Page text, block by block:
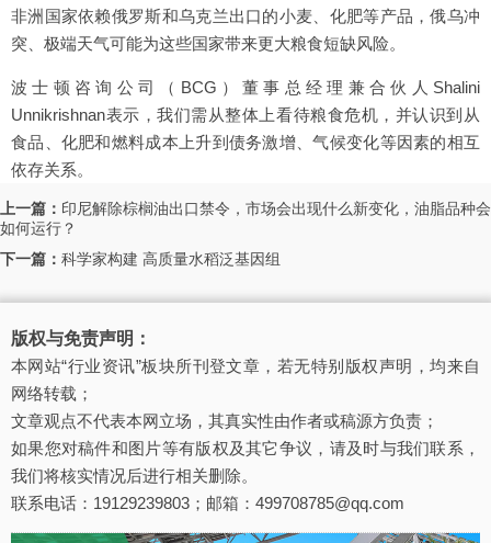
非洲国家依赖俄罗斯和乌克兰出口的小麦、化肥等产品，俄乌冲
突、极端天气可能为这些国家带来更大粮食短缺风险。
波士顿咨询公司（BCG）董事总经理兼合伙人Shalini
Unnikrishnan表示，我们需从整体上看待粮食危机，并认识到从
食品、化肥和燃料成本上升到债务激增、气候变化等因素的相互
依存关系。
上一篇： 印尼解除棕榈油出口禁令，市场会出现什么新变化，油脂品种会
如何运行？
下一篇： 科学家构建 高质量水稻泛基因组
版权与免责声明：
本网站“行业资讯”板块所刊登文章，若无特别版权声明，均来自
网络转载；
文章观点不代表本网立场，其真实性由作者或稿源方负责；
如果您对稿件和图片等有版权及其它争议，请及时与我们联系，
我们将核实情况后进行相关删除。
联系电话：19129239803；邮箱：499708785@qq.com